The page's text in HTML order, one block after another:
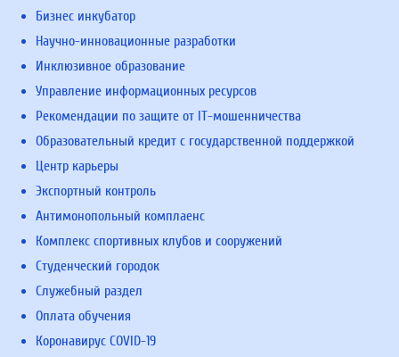
Бизнес инкубатор
Научно-инновационные разработки
Инклюзивное образование
Управление информационных ресурсов
Рекомендации по защите от IT-мошенничества
Образовательный кредит с государственной поддержкой
Центр карьеры
Экспортный контроль
Антимонопольный комплаенс
Комплекс спортивных клубов и сооружений
Студенческий городок
Служебный раздел
Оплата обучения
Коронавирус COVID-19